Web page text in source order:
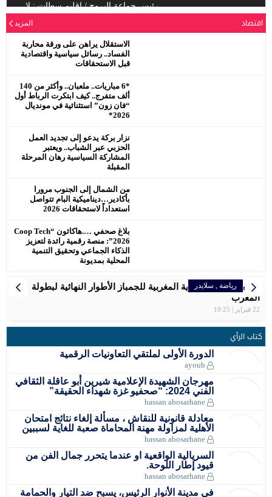
رئيس جماعة البروج / اقليم سطات : لا
يحترم جلالة الملك محمد السادس
اقتصاد المزيد
الاستقلال يراهن على ورقة محاربة
الفساد.. رسائل سياسية واقتصادية
قبل الاستحقاقات
*6 مباريات.. ملعبان.. وأكثر من 140
ألف متفرج.. كيف ابتكرت الرباط أول
“فان زون” استثنائية في مونديال
2026*
نزار بركة يدعو إلى تجديد العمل
الحزبي عبر الشباب.. ويعتبر
المشاركة السياسية رهان المرحلة
المقبلة
من الشمال إلى الجنوب مرورا
بأكادير…ديناميكية البام تتواصل
استعداداً لاستحقاقات 2026
بلاغ صحفي ….هاكاثون “Coop Tech
2026”: منصة رقمية رائدة لتعزيز
الذكاء الجماعي وتحقيق التنمية
المحلية بمديونة
رياضة سلايدر
سبورتينغ الدار البيضاء لكرة القدم النسوية يوقّع شراكة استراتيجية
مع علامة رائدة في مجال المشروبات الرياضية
رياضة , سلايدر
تنظم الجامعة الملكية المغربية للجمباز الأطوار النهائية لبطولة
المغرب
22 فبراير | 19:25
المرأة رياضة سلايدر
المغربية سعاد مقتدري تواصل التحدي برالي دكار بالمملكة العربية
السعودية
إقتصاد اخبار وطنية رياضة سلايدر
بلاغ الصحفي… اللجنة الإقليمية للمبادرة الوطنية للتنمية البشرية
عمالة مقاطعة عين الشق
رياضة
سفيان البقالي فخر المغرب ، اهدى لصاحب الجلالة الميدالية
الاولمبية .
رياضة سلايدر
مواعيد مباريات المنتخب الأولمبي المغربي في أولمبياد باريس
2024 – مسابقة كرة القدم
رياضة سلايدر
الرجاء البيضاوي يتوج بكأس العرش للمرة التاسعة
كتاب الرأي
الدورة الأولى لملتقي التعاونيات الرقمية
ayoub
مهرجان الشهيدة الإعلامية شيرين أبو عاقلة الثقافي
الفني 2024: “صحفيو غزة شهداء الحقيقة”
hassan abosarhane
معادلة قانونية للنقاش ، مسألة إلغاء نتائج امتحان
الأهلية لمزاولة مهنة المحاماة صعبة للغاية لسببين
hassan abosarhane
السريالية الواقعية او عندما يتحرر جمال الفن من
قيود إطار اللوحة.
hassan abosarhane
في مدينة الأنوار الرئيس، يسبح ضد التيار والحمامة